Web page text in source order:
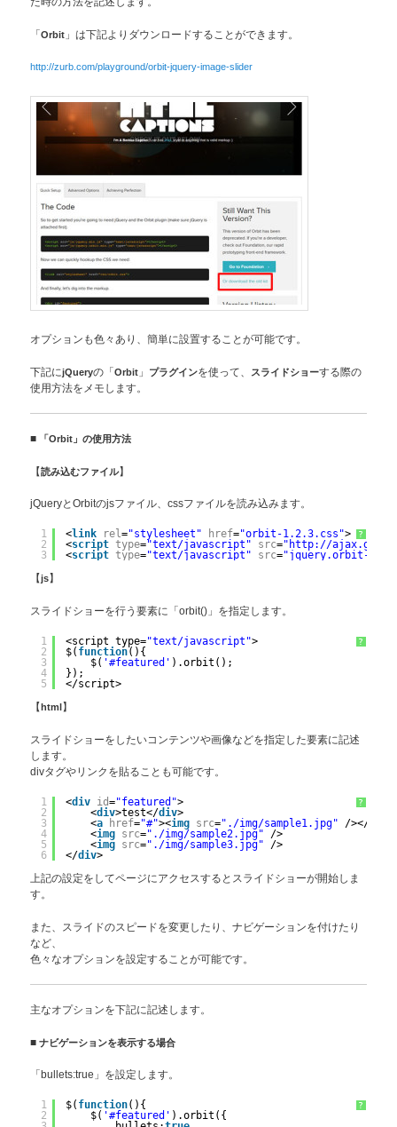
「Orbit 」は下記よりダウンロードすることができます。
http://zurb.com/playground/orbit-jquery-image-slider
オプションも色々あり、簡単に設置することが可能です。
下記にjQueryの「Orbit 」 プラグインを使って、 スライドショーする際の
使用方法をメモします。
■ 「Orbit」の使用方法
【読み込むファイル】
jQueryとOrbitのjsファイル、cssファイルを読み込みます。
?
1
2
3
<link rel="stylesheet" href="orbit-1.2.3.css">
<script type="text/javascript" src="http://
<script type="text/javascript" src="jquery.orbit-
【js】
スライドショーを行う要素に「orbit()」を指定します。
?
1
2
3
4
5
<script type="text/javascript">
$( function(){
$( '#featured' ).orbit();
});
</script>
【 html 】
スライドショーをしたいコンテンツや画像などを指定した要素に記述
します。
divタグやリンクを貼ることも可能です。
?
1
2
3
4
5
6
<div id="featured">
<div>test</div>
<a href="#"><img src="./img/sample1.jpg" /></
<img src="./img/sample2.jpg"
/>
<img src="./img/sample3.jpg"
/>
</div>
上記の設定をしてページにアクセスするとスライドショーが開始しま
す。
また、スライドのスピードを変更したり、ナビゲーションを付けたり
など、
色々なオプションを設定することが可能です。
主なオプションを下記に記述します。
■ナビゲーションを表示する場合
「bullets:true」を設定します。
?
1
2
$( function(){
$( '#featured' ).orbit({